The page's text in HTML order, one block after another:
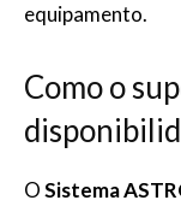
equipamento.
Como o
OSistema